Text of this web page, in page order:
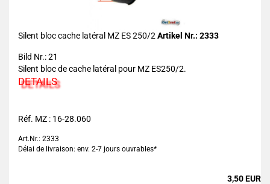
Silent bloc cache latéral MZ ES 250/2 Artikel Nr.: 2333
Bild Nr.: 21
Silent bloc de cache latéral pour MZ ES250/2.
DETAILS
Réf. MZ : 16-28.060
Art.Nr.: 2333
Délai de livraison: env. 2-7 jours ouvrables*
3,50 EUR